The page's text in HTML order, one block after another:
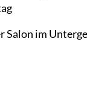
Salon im